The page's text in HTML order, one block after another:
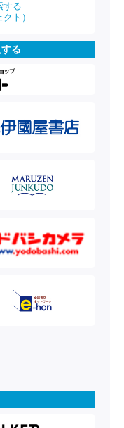
する
ト）
る